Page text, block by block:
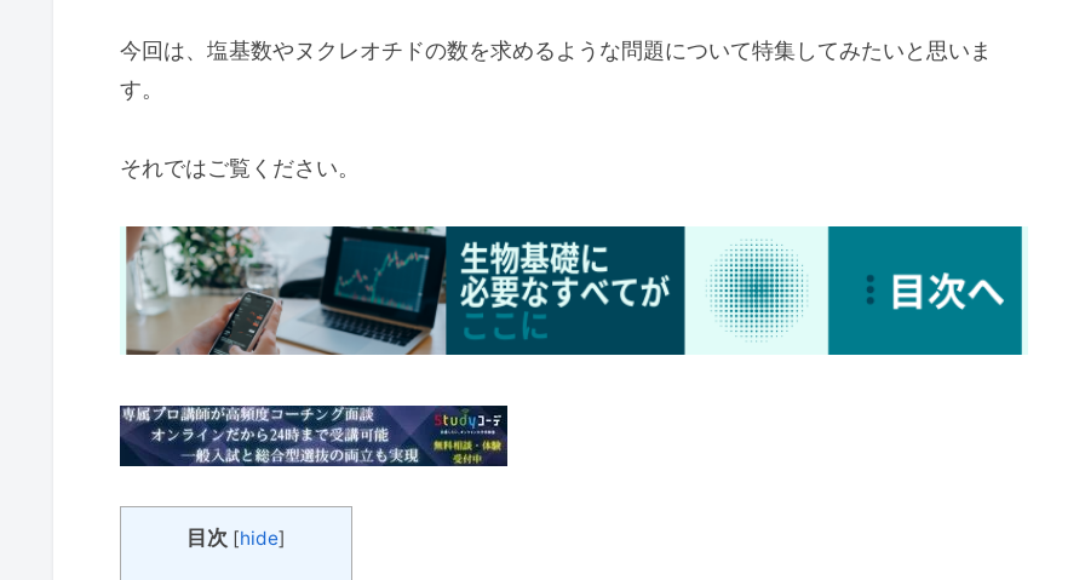
今回は、塩基数やヌクレオチドの数を求めるような問題について特集してみたいと思いま
す。
それではご覧ください。
目次 [hide]